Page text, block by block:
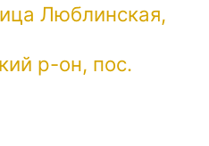
Люблинская,
р-он, пос.